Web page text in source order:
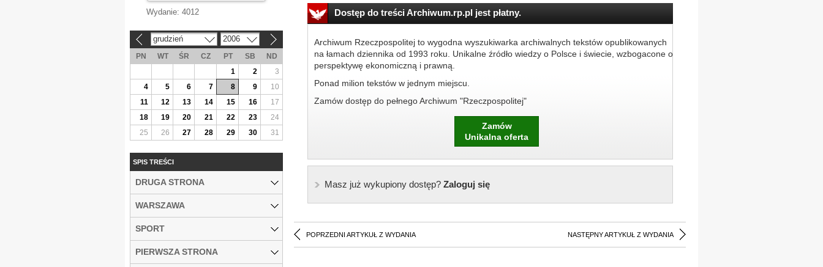
Dostęp do treści Archiwum.rp.pl jest płatny.
Archiwum Rzeczpospolitej to wygodna wyszukiwarka archiwalnych tekstów opublikowanych
na łamach dziennika od 1993 roku. Unikalne źródło wiedzy o Polsce i świecie, wzbogacone o
perspektywę ekonomiczną i prawną.
Ponad milion tekstów w jednym miejscu.
Zamów dostęp do pełnego Archiwum "Rzeczpospolitej"
Zamów
Unikalna oferta
Masz już wykupiony dostęp?Zaloguj się
POPRZEDNI ARTYKUŁ Z WYDANIA NASTĘPNY ARTYKUŁ Z WYDANIA
Wydanie: 4012
grudzień 2006
PN WT ŚR CZ PT SB
ND
1
2
3
4
5 6 7 8 9
10
11
12 13 14 15 16
17
18
19 20 21 22 23
24
25
26 27 28 29 30 31
SPIS TREŚCI
DRUGA STRONA
WARSZAWA
SPORT
PIERWSZA STRONA